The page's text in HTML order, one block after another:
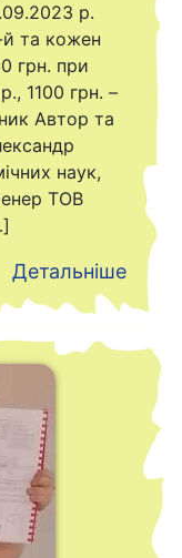
р.
й та кожен
грн. при
1100 грн. –
Автор та
наук,
ТОВ
Детальніше